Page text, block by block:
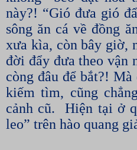
này?! “Gió đưa gió
sông ăn cá về đồng
xưa kìa, còn bây giờ,
đời đẩy đưa theo vận
còng đâu để bắt?!
kiếm tìm, cũng
cảnh cũ.
Hiện tại ở
leo” trên hào quang